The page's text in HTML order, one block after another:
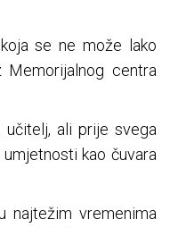
se ne može lako
centra
učitelj, ali prije svega
kao čuvara
najtežim vremenima